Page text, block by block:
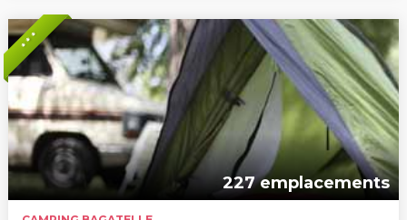
* * *
227 emplacements